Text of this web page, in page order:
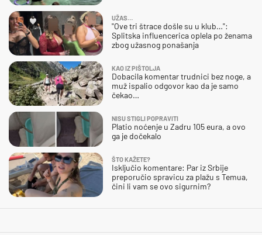
UŽAS…
"Ove tri štrace došle su u klub…":
Splitska influencerica oplela po ženama
zbog užasnog ponašanja
KAO IZ PIŠTOLJA
Dobacila komentar trudnici bez noge, a
muž ispalio odgovor kao da je samo
čekao…
NISU STIGLI POPRAVITI
Platio noćenje u Zadru 105 eura, a ovo
ga je dočekalo
ŠTO KAŽETE?
Isključio komentare: Par iz Srbije
preporučio spravicu za plažu s Temua,
čini li vam se ovo sigurnim?